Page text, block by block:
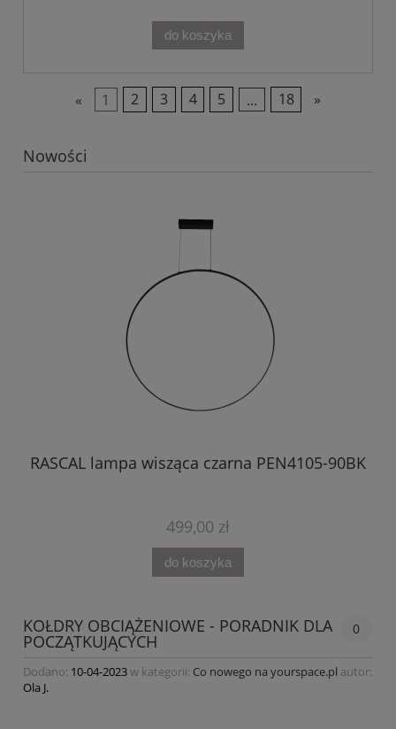
do koszyka
« 1 2 3 4 5 ... 18 »
Nowości
RASCAL lampa wisząca czarna PEN4105-90BK
499,00 zł
do koszyka
KOŁDRY OBCIĄŻENIOWE - PORADNIK DLA
POCZĄTKUJĄCYCH
0
Dodano: 10-04-2023w kategorii: Co nowego na yourspace.pl autor:
Ola J.